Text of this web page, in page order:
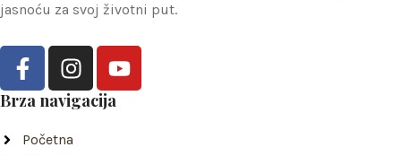
jasnoću za svoj životni put.
F
a
c
b
I
n
s
a
Y
o
Brza navigacija
Početna